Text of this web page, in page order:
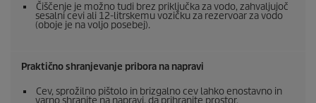
Čiščenje je možno tudi brez priključka za vodo, zahvaljujoč
sesalni cevi ali 12-litrskemu vozičku za rezervoar za vodo
(oboje je na voljo posebej).
Praktično shranjevanje pribora na napravi
Cev, sprožilno pištolo in brizgalno cev lahko enostavno in